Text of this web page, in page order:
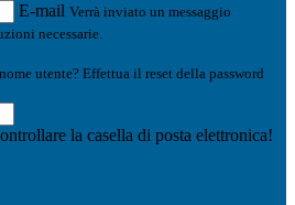
E-mail Verrà inviato un messaggio
necessarie.
utente? Effettua il reset della password
la casella di posta elettronica!